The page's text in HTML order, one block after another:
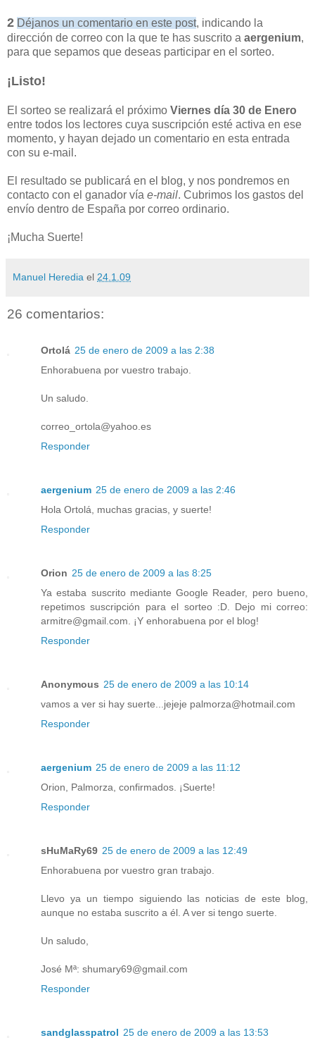
2 Déjanos un comentario en este post, indicando la
dirección de correo con la que te has suscrito a aergenium,
para que sepamos que deseas participar en el sorteo.
¡Listo!
El sorteo se realizará el próximo Viernes día 30 de Enero
entre todos los lectores cuya suscripción esté activa en ese
momento, y hayan dejado un comentario en esta entrada
con su e-mail.
El resultado se publicará en el blog, y nos pondremos en
contacto con el ganador vía e-mail. Cubrimos los gastos del
envío dentro de España por correo ordinario.
¡Mucha Suerte!
Manuel Heredia el 24.1.09
26 comentarios:
Ortolá 25 de enero de 2009 a las 2:38
Enhorabuena por vuestro trabajo.
Un saludo.
correo_ortola@yahoo.es
Responder
aergenium 25 de enero de 2009 a las 2:46
Hola Ortolá, muchas gracias, y suerte!
Responder
Orion 25 de enero de 2009 a las 8:25
Ya estaba suscrito mediante Google Reader, pero bueno,
repetimos suscripción para el sorteo :D. Dejo mi correo:
armitre@gmail.com. ¡Y enhorabuena por el blog!
Responder
Anonymous 25 de enero de 2009 a las 10:14
vamos a ver si hay suerte...jejeje palmorza@hotmail.com
Responder
aergenium 25 de enero de 2009 a las 11:12
Orion, Palmorza, confirmados. ¡Suerte!
Responder
sHuMaRy69 25 de enero de 2009 a las 12:49
Enhorabuena por vuestro gran trabajo.
Llevo ya un tiempo siguiendo las noticias de este blog,
aunque no estaba suscrito a él. A ver si tengo suerte.
Un saludo,
José Mª: shumary69@gmail.com
Responder
sandglasspatrol 25 de enero de 2009 a las 13:53